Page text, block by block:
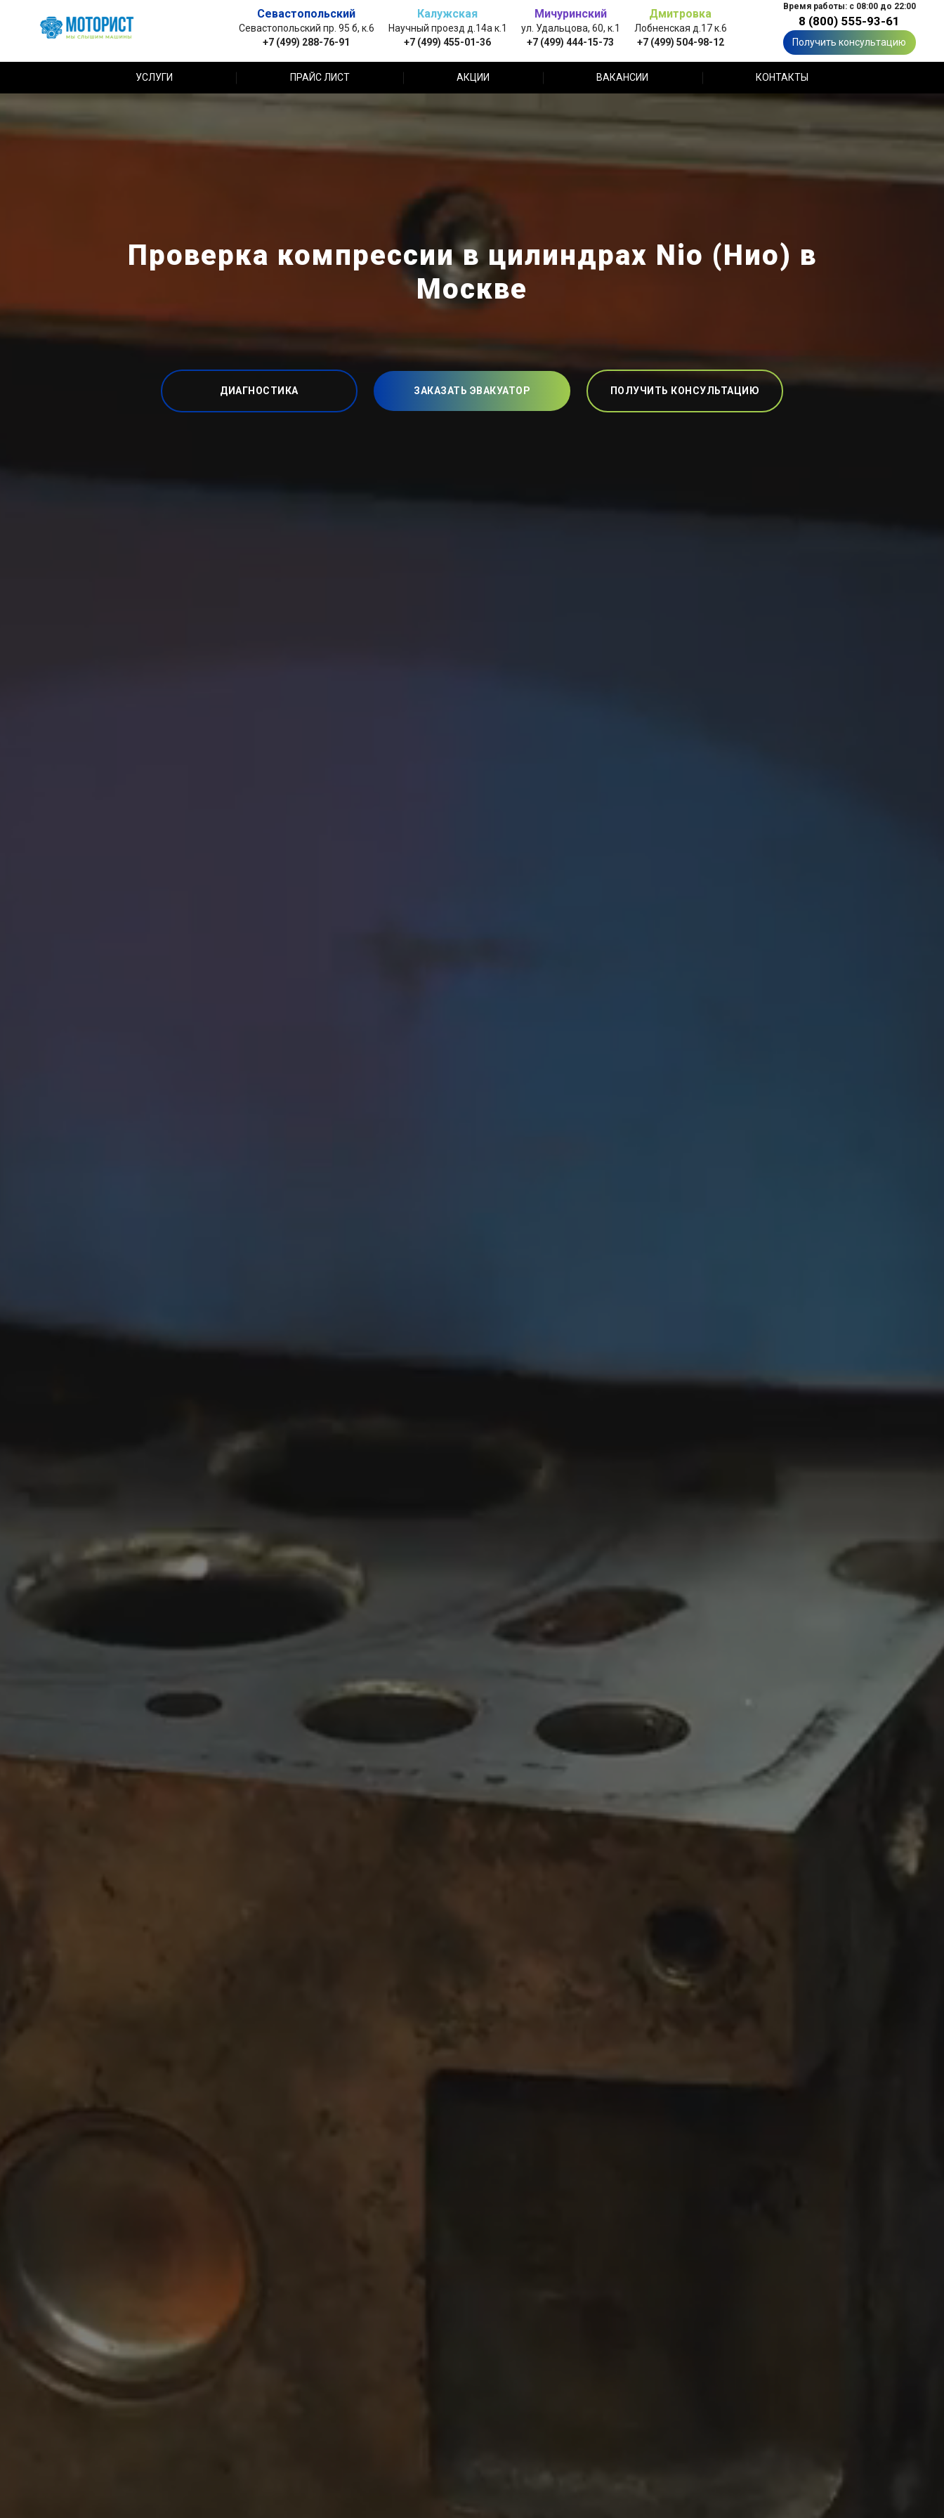
Севастопольский
Севастопольский пр. 95 б, к.6
+7 (499) 288-76-91
Калужская
Научный проезд д.14а к.1
+7 (499) 455-01-36
Мичуринский
ул. Удальцова, 60, к.1
+7 (499) 444-15-73
Дмитровка
Лобненская д.17 к.6
+7 (499) 504-98-12
Время работы: с 08:00 до 22:00
8 (800) 555-93-61
Получить консультацию
УСЛУГИ ПРАЙС ЛИСТ АКЦИИ ВАКАНСИИ КОНТАКТЫ
Проверка компрессии в цилиндрах Nio (Нио) в
Москве
ДИАГНОСТИКА ЗАКАЗАТЬ ЭВАКУАТОР ПОЛУЧИТЬ КОНСУЛЬТАЦИЮ